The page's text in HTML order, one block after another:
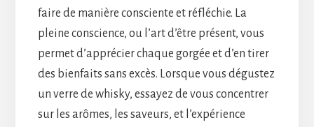
faire de manière consciente et réfléchie. La
pleine conscience, ou l’art d’être présent, vous
permet d’apprécier chaque gorgée et d’en tirer
des bienfaits sans excès. Lorsque vous dégustez
un verre de whisky, essayez de vous concentrer
sur les arômes, les saveurs, et l’expérience